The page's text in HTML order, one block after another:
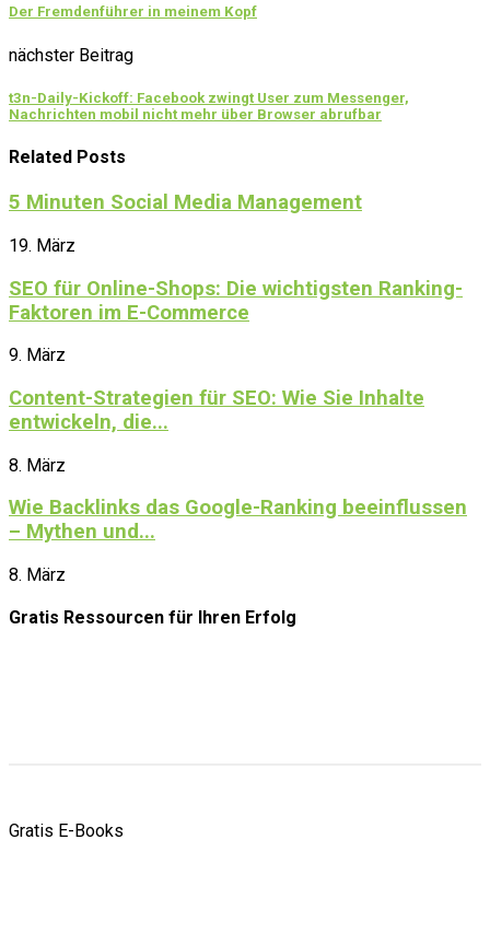
Der Fremdenführer in meinem Kopf
nächster Beitrag
t3n-Daily-Kickoff: Facebook zwingt User zum Messenger,
Nachrichten mobil nicht mehr über Browser abrufbar
Related Posts
5 Minuten Social Media Management
19. März
SEO für Online-Shops: Die wichtigsten Ranking-
Faktoren im E-Commerce
9. März
Content-Strategien für SEO: Wie Sie Inhalte
entwickeln, die...
8. März
Wie Backlinks das Google-Ranking beeinflussen
– Mythen und...
8. März
Gratis Ressourcen für Ihren Erfolg
Gratis E-Books